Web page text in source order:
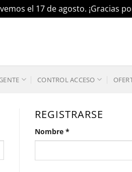
el 17 de agosto. ¡Gracias
CONTROL ACCESO
REGISTRARSE
Nombre *